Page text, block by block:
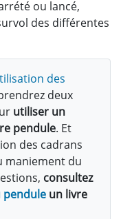
ou lancé,
des différentes
des
deux
utiliser un
pendule. Et
des cadrans
maniement du
consultez
pendule un livre